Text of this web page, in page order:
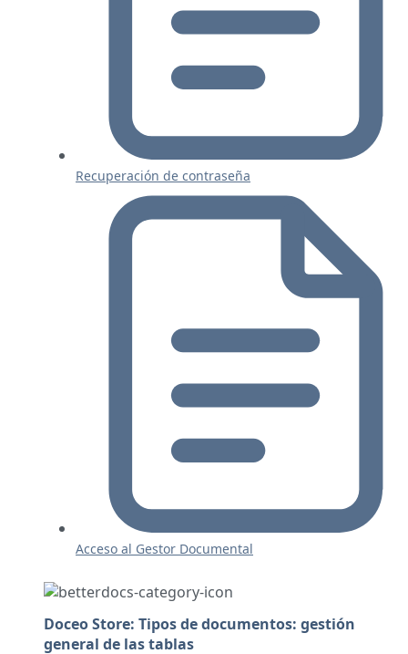
Recuperación de contraseña
Acceso al Gestor Documental
Doceo Store: Tipos de documentos: gestión
general de las tablas